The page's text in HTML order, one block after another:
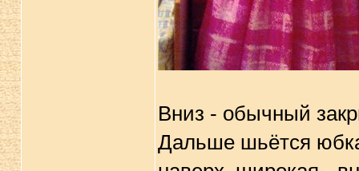
Вниз - обычный
Дальше шьётся юбка